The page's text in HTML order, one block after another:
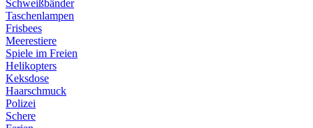
Schweißbänder
Taschenlampen
Frisbees
Meerestiere
Spiele im Freien
Helikopters
Keksdose
Haarschmuck
Polizei
Schere